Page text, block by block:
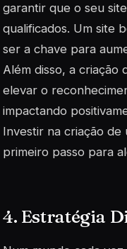
garantir que o seu
qualificados. Um site
ser a chave para
Além disso, a criação
elevar o
impactando
Investir na criação de
primeiro passo para
4. Estratégia